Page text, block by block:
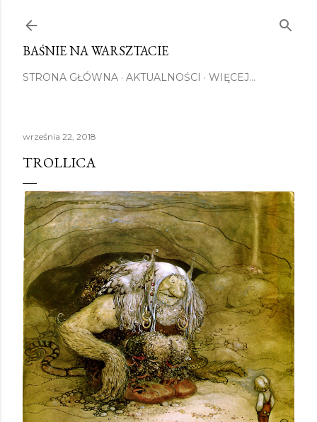
BAŚNIE NA WARSZTACIE
STRONA GŁÓWNA AKTUALNOŚCI WIĘCEJ…
września 22, 2018
TROLLICA